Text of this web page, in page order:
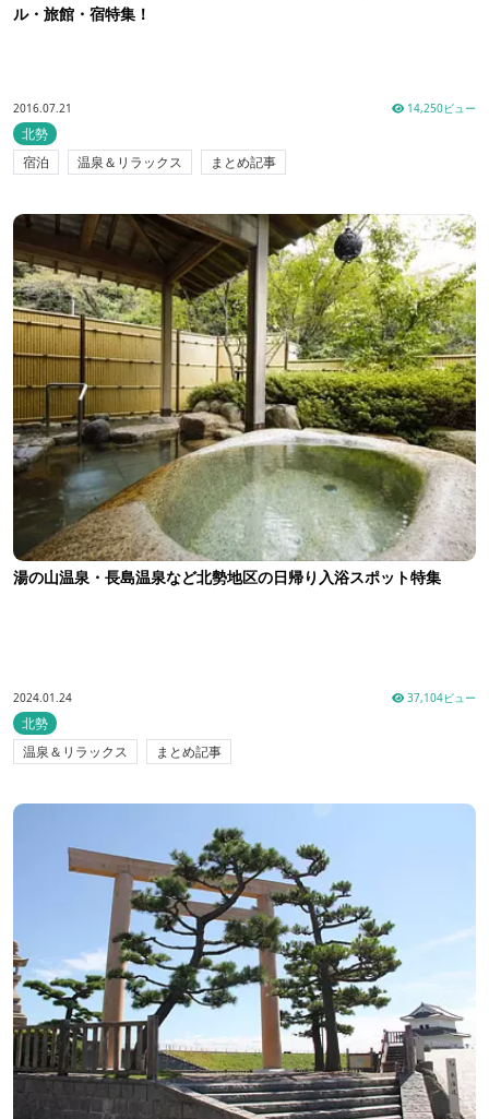
ル・旅館・宿特集！
2016.07.21 14,250ビュー
北勢
宿泊
温泉＆リラックス まとめ記事
湯の山温泉・長島温泉など北勢地区の日帰り入浴スポット特集
2024.01.24 37,104ビュー
北勢
温泉＆リラックス
まとめ記事